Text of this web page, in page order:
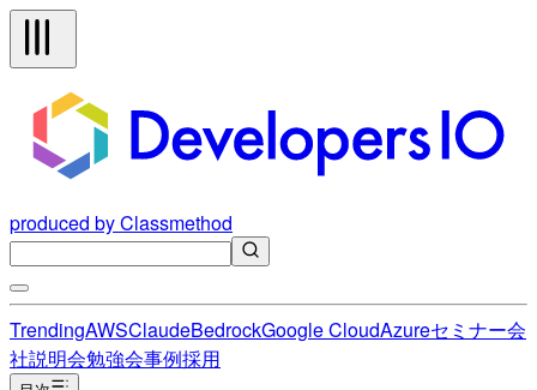
produced by Classmethod
TrendingAWSClaudeBedrockGoogle CloudAzureセミナー会
社説明会勉強会事例採用